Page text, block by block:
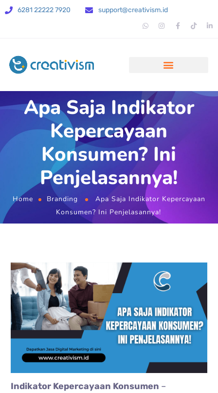
6281 22222 7920 support@creativism.id
Apa Saja Indikator
Kepercayaan
Konsumen? Ini
Penjelasannya!
Home Branding
Apa Saja Indikator Kepercayaan
Konsumen? Ini Penjelasannya!
Indikator Kepercayaan Konsumen –